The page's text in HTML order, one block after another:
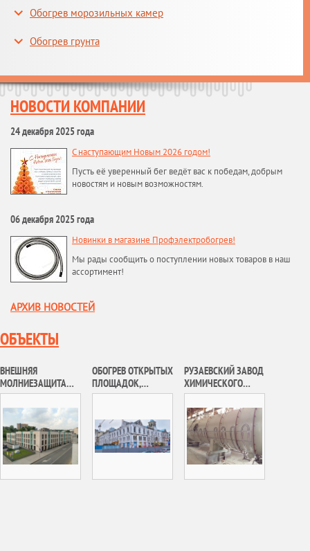
Обогрев морозильных камер
Обогрев грунта
НОВОСТИ КОМПАНИИ
24 декабря 2025 года
С наступающим Новым 2026 годом!
Пусть её уверенный бег ведёт вас к победам, добрым
новостям и новым возможностям.
06 декабря 2025 года
Новинки в магазине Профэлектробогрев!
Мы рады сообщить о поступлении новых товаров в наш
ассортимент!
АРХИВ НОВОСТЕЙ
ОБЪЕКТЫ
ВНЕШНЯЯ
МОЛНИЕЗАЩИТА
ОСОБНЯКА В БИЗНЕС
КВАРТАЛЕ
ОБОГРЕВ ОТКРЫТЫХ
ПЛОЩАДОК,
СТУПЕНЕЙ И
МУЗЕЙНЫЙ ПАРКА.
ПОЛИТЕХНИЧЕСКИЙ
МУЗЕЙ
РУЗАЕВСКИЙ ЗАВОД
ХИМИЧЕСКОГО
МАШИНОСТРОЕНИЯ,
АО «РУЗХИММАШ»